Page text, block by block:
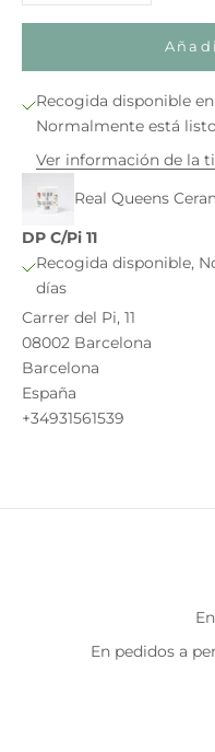
Recogida disponible en
Normalmente está
Ver información de la
Real Queens
DP C/Pi 11
Recogida disponible,
días
Carrer del Pi, 11
08002 Barcelona
Barcelona
España
+34931561539
En pedidos a